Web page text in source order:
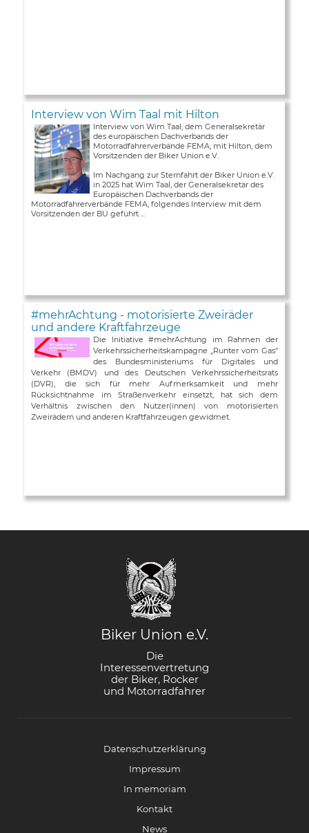
Interview von Wim Taal mit Hilton
Interview von Wim Taal, dem Generalsekretär
des europäischen Dachverbands der
Motorradfahrerverbände FEMA, mit Hilton, dem
Vorsitzenden der Biker Union e.V.
Im Nachgang zur Sternfahrt der Biker Union e.V.
in 2025 hat Wim Taal, der Generalsekretär des
Europäischen Dachverbands der
Motorradfahrerverbände FEMA, folgendes Interview mit dem
Vorsitzenden der BU geführt ...
#mehrAchtung - motorisierte Zweiräder
und andere Kraftfahrzeuge
Die Initiative #mehrAchtung im Rahmen der
Verkehrssicherheitskampagne „Runter vom Gas“
des Bundesministeriums für Digitales und
Verkehr (BMDV) und des Deutschen Verkehrssicherheitsrats
(DVR), die sich für mehr Aufmerksamkeit und mehr
Rücksichtnahme im Straßenverkehr einsetzt, hat sich dem
Verhältnis zwischen den Nutzer(innen) von motorisierten
Zweirädern und anderen Kraftfahrzeugen gewidmet.
Biker Union e.V.
Die
Interessenvertretung
der Biker, Rocker
und Motorradfahrer
Datenschutzerklärung
Impressum
In memoriam
Kontakt
News